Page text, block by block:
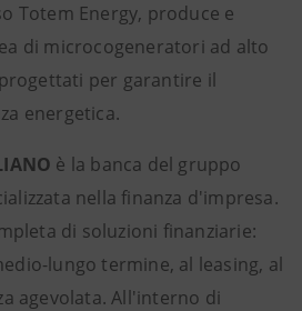
Totem Energy, produce e
di microcogeneratori ad alto
per garantire il
energetica.
è la banca del gruppo
nella finanza d'impresa.
di soluzioni finanziarie:
lungo termine, al leasing, al
agevolata. All'interno di